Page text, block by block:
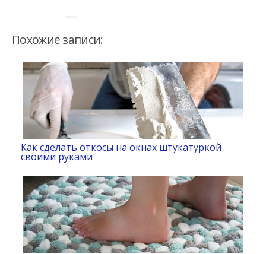
Похожие записи:
Как сделать откосы на окнах штукатуркой
своими руками